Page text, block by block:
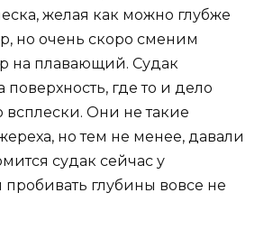
желая как можно глубже
но очень скоро сменим
на плавающий. Судак
где то и дело
всплески. Они не такие
но тем не менее, давали
судак сейчас у
пробивать глубины вовсе не